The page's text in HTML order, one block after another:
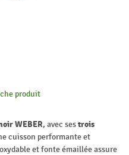
produit
WEBER, avec sestrois
cuisson performante et
et fonte émaillée assure